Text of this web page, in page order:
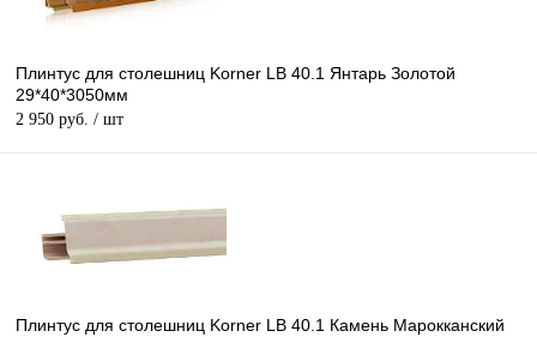
Плинтус для столешниц Korner LB 40.1 Янтарь Золотой
29*40*3050мм
2 950 руб. / шт
Плинтус для столешниц Korner LB 40.1 Камень Марокканский